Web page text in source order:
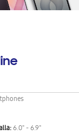
6.0" - 6.9"